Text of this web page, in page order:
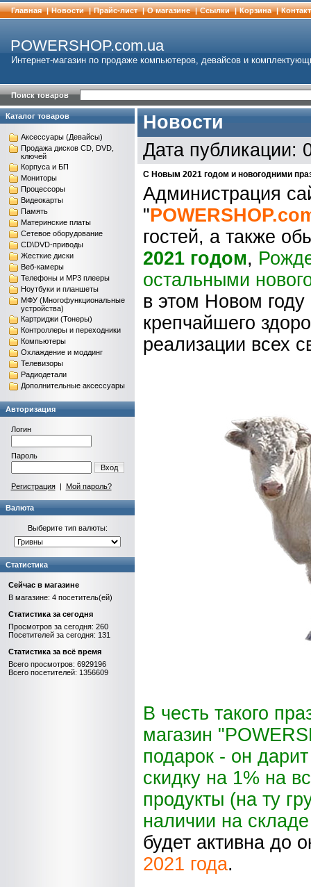
Главная | Новости | Прайс-лист | О магазине | Cсылки | Корзина |
POWERSHOP.com.ua
Интернет-магазин по продаже компьютеров, девайсов и
Поиск товаров
Каталог товаров
Аксессуары (Девайсы)
Продажа дисков CD, DVD,
ключей
Корпуса и БП
Мониторы
Процессоры
Видеокарты
Память
Материнские платы
Сетевое оборудование
CD\DVD-приводы
Жесткие диски
Веб-камеры
Телефоны и MP3 плееры
Ноутбуки и планшеты
МФУ (Многофункциональные
устройства)
Картриджи (Тонеры)
Контроллеры и переходники
Компьютеры
Охлаждение и моддинг
Телевизоры
Радиодетали
Дополнительные аксессуары
Авторизация
Логин
Пароль
Вход
Регистрация| Мой пароль?
Валюта
Выберите тип валюты:
Статистика
Сейчас в магазине
В магазине: 4 посетитель(ей)
Статистика за сегодня
Просмотров за сегодня: 260
Посетителей за сегодня: 131
Статистика за всё время
Всего просмотров: 6929196
Всего посетителей: 1356609
Новости
Дата публикации:
С Новым 2021 годом и новогодними
Администрация
"
гостей, а также
2021 годом,
остальными
в этом Новом
крепчайшего
реализации всех
В честь такого
магазин
подарок - он
скидку на 1% на
продукты (на ту
наличии на
будет активна до
2021 года.